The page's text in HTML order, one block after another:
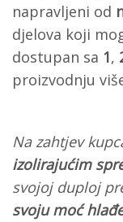
napravljeni od
djelova koji
dostupan sa 1,
proizvodnju
Na zahtjev
izolirajućim
svojoj duploj
svoju moć